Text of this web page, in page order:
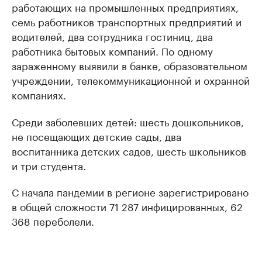
работающих на промышленных предприятиях,
семь работников транспортных предприятий и
водителей, два сотрудника гостиниц, два
работника бытовых компаний. По одному
зараженному выявили в банке, образовательном
учреждении, телекоммуникационной и охранной
компаниях.
Среди заболевших детей: шесть дошкольников,
не посещающих детские сады, два
воспитанника детских садов, шесть школьников
и три студента.
С начала пандемии в регионе зарегистрировано
в общей сложности 71 287 инфицированных, 62
368 переболели.